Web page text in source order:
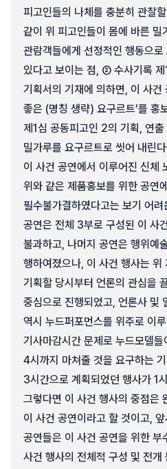
피고인들의 나체를 충분히 관찰
같이 위 피고인들이 몸에 바른 밀
관람객들에게 선정적인 행동으로
있다고 보이는 점, ② 수사기록
기획서의 기재에 의하면, 이 사건
좋은 (명칭 생략) 요구르트’를 홍
제1심 공동피고인 2의 기획, 연
밀가루를 요구르트로 씻어 내린
이 사건 공연에서 이루어진 신체
위와 같은 제품홍보를 위한 공연
필수불가결하였다고는 보기 어
공연은 전체 3부로 구성된 이 사
불과하고, 나머지 공연은 행위예
행하여졌으나, 이 사건 행사는 위
기획할 당시부터 언론의 관심을
중심으로 진행되었고, 언론사 및
역시 누드퍼포먼스를 위주로 이
기사마감시간 문제로 누드모델
4시까지 마쳐줄 것을 요구하는
3시간으로 계획되었던 행사가 1
그렇다면 이 사건 행사의 중점은
이 사건 공연이라고 할 것이고,
공연들은 이 사건 공연을 위한 부
사건 행사의 전체적 구성 및 전개